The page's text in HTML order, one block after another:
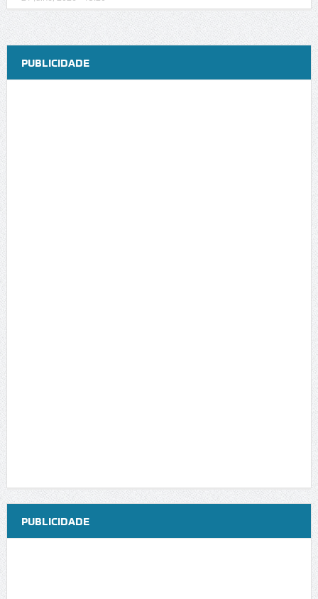
PUBLICIDADE
PUBLICIDADE